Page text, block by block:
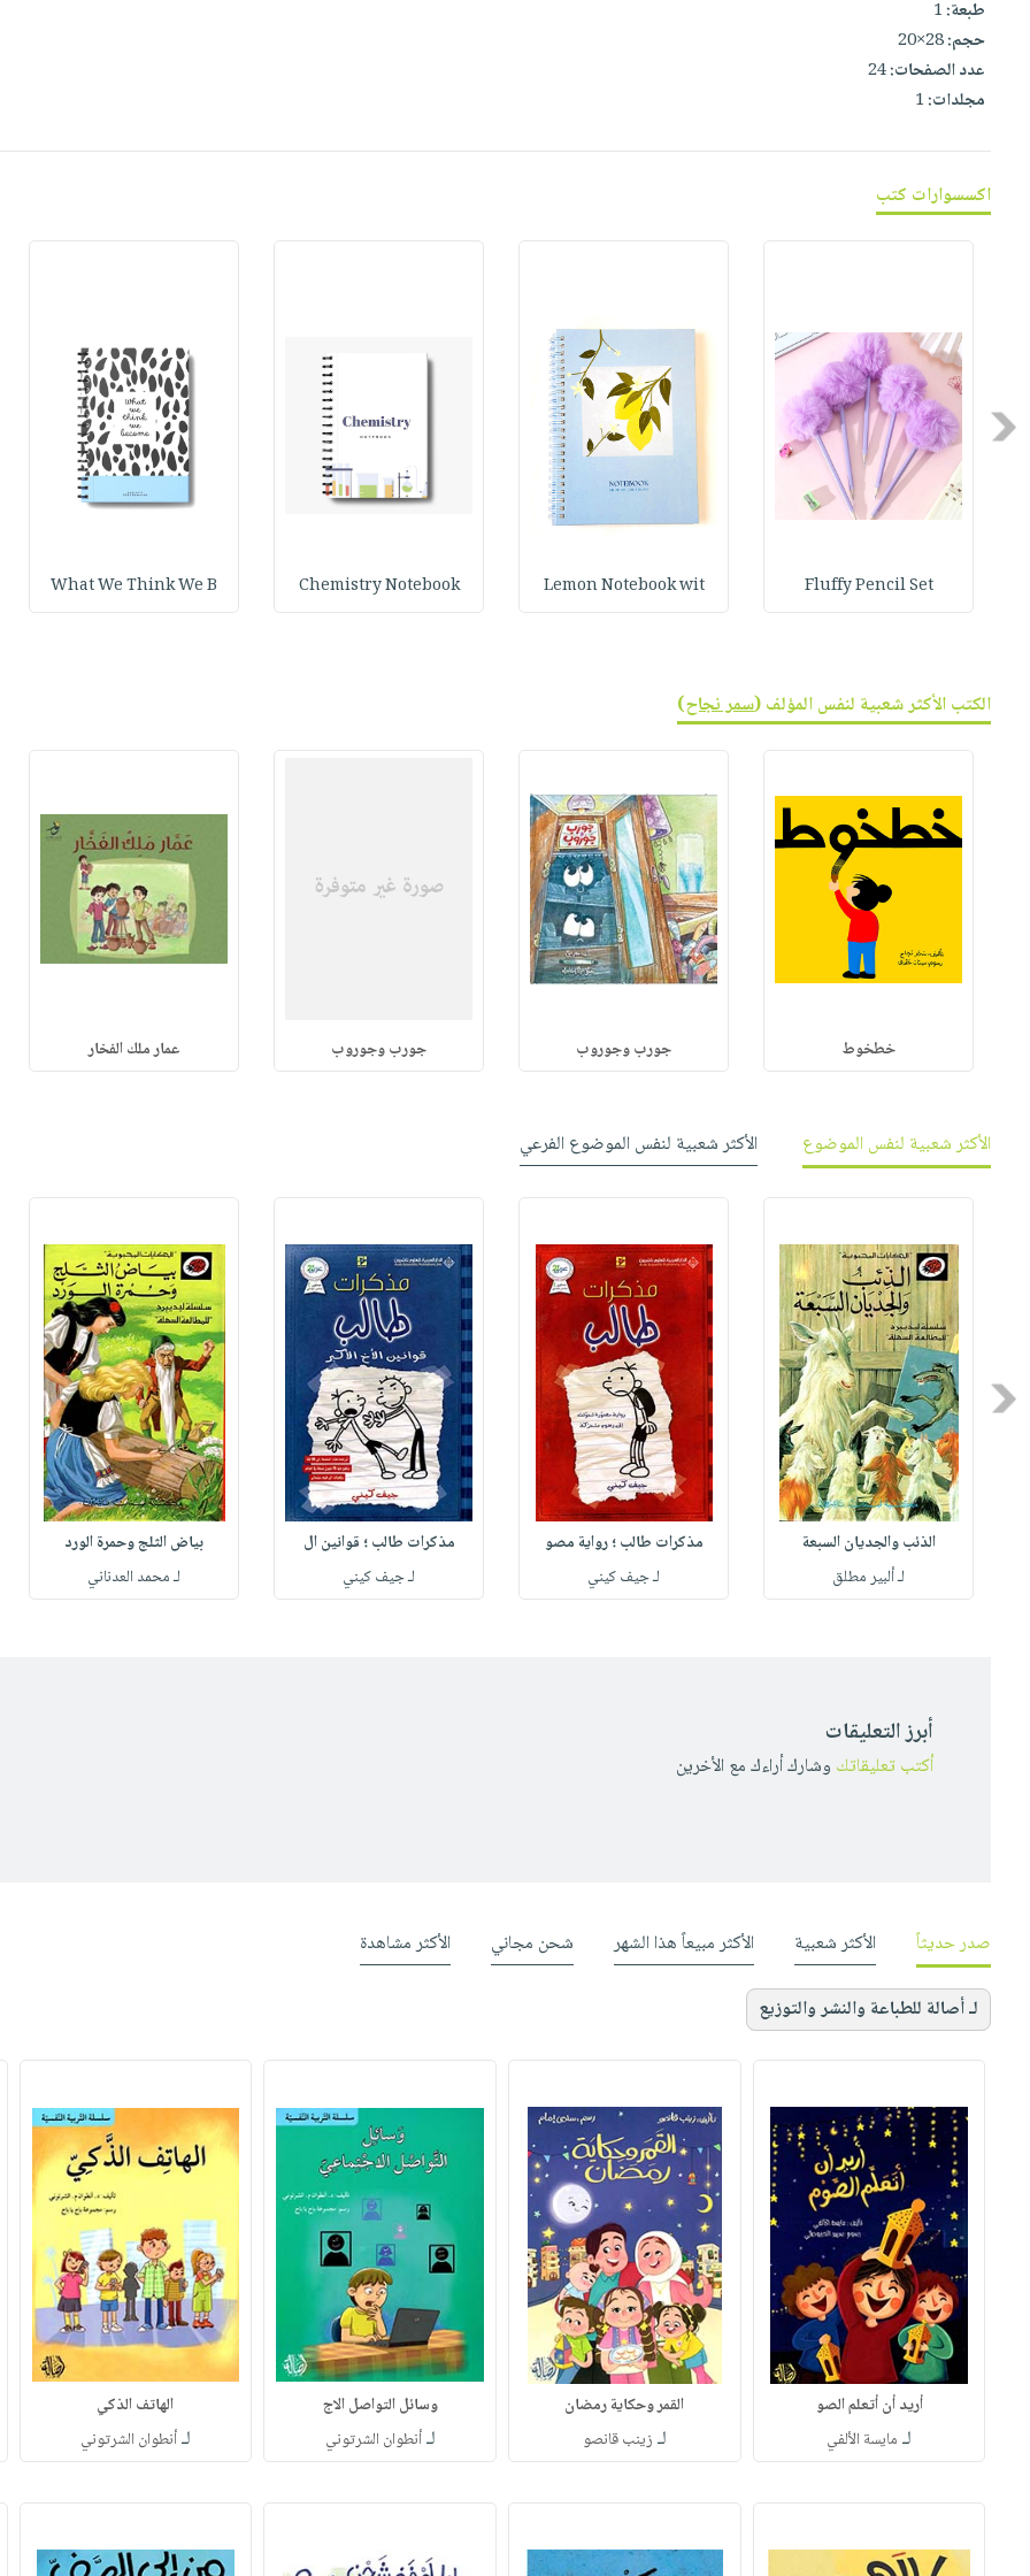
صابون
أطفال
مناسبات
فيديوهات
أسئلة
يتكرر
طرحها
خدمات
نيل
وفرات
انشر
عربة
التسوق
الإصدارات
طبعة:1
حجم:28×20
عدد الصفحات:24
مجلدات:1
اكسسوارات كتب
Previous
Fluffy Pencil Set
Lemon Notebook wit
Chemistry Notebook
What We Think We B
الكتب الأكثر شعبية لنفس المؤلف (سمر نجاح)
خطخوط جورب وجوروب جورب وجوروب عمار ملك الفخار
الأكثر شعبية لنفس الموضوع الأكثر شعبية لنفس الموضوع الفرعي
Previous
الذئب والجديان السبعة
لـ ألبير مطلق
مذكرات طالب ؛ رواية مصو
لـ جيف كيني
مذكرات طالب ؛ قوانين ال
لـ جيف كيني
بياض الثلج وحمرة الورد
لـ محمد العدناني
أبرز التعليقات
أكتب تعليقاتك وشارك أراءك مع الأخرين
صدر حديثاً الأكثر شعبية الأكثر مبيعاً هذا الشهر شحن مجاني الأكثر مشاهدة
لـ أصالة للطباعة والنشر والتوزيع
أريد أن أتعلم الصو
لـ مايسة الألفي
القمر وحكاية رمضان
لـ زينب قانصو
وسائل التواصل الاج
لـأنطوان الشرتوني
الهاتف الذكي
لـأنطوان الشرتوني